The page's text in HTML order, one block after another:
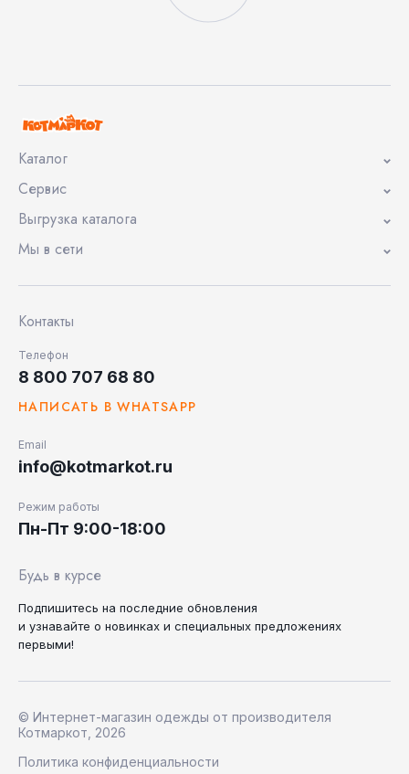
Каталог
Сервис
Выгрузка каталога
Мы в сети
Контакты
Телефон
8 800 707 68 80
НАПИСАТЬ В WHATSAPP
Email
info@kotmarkot.ru
Режим работы
Пн-Пт 9:00-18:00
Будь в курсе
Подпишитесь на последние обновления
и узнавайте о новинках и специальных предложениях
первыми!
© Интернет-магазин одежды от производителя
Котмаркот, 2026
Политика конфиденциальности